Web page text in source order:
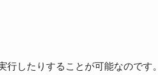
したりすることが可能なのです。